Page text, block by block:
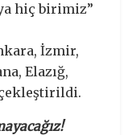
hiç birimiz”
İzmir,
Elazığ,